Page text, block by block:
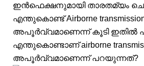
ഇൻഫെക്ഷനുമായി താരതമ്യം
എന്തുകൊണ്ട് Airborne
അപൂർവ്വമാണെന്ന് കൂടി ഇതിൽ
എന്തുകൊണ്ടാണ് airborne
അപൂർവ്വമാണെന്ന് പറയുന്നത്?